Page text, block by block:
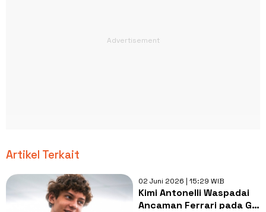
Artikel Terkait
02 Juni 2026 | 15:29 WIB
Kimi Antonelli Waspadai
Ancaman Ferrari pada GP